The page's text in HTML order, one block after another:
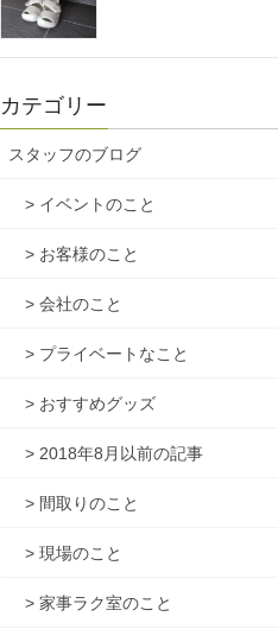
カテゴリー
スタッフのブログ
> イベントのこと
> お客様のこと
> 会社のこと
> プライベートなこと
> おすすめグッズ
> 2018年8月以前の記事
> 間取りのこと
> 現場のこと
> 家事ラク室のこと